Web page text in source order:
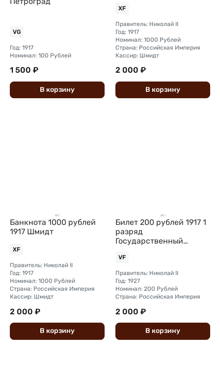
VG
Год: 1917
Номинал: 100 Рублей
1 500 ₽
В корзину
XF
Правитель: Николай II
Год: 1917
Номинал: 1000 Рублей
Страна: Российская Империя
Кассир: Шмидт
2 000 ₽
В корзину
Банкнота 1000 рублей
1917 Шмидт
XF
Правитель: Николай II
Год: 1917
Номинал: 1000 Рублей
Страна: Российская Империя
Кассир: Шмидт
2 000 ₽
В корзину
Билет 200 рублей 1917 1
разряд
Государственный
выигрышный заем
Иркутское ОГБ
VF
Правитель: Николай II
Год: 1927
Номинал: 200 Рублей
Страна: Российская Империя
2 000 ₽
В корзину